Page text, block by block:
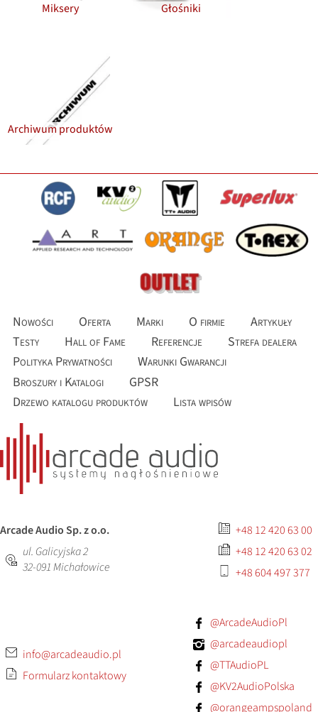
Miksery Głośniki
Archiwum produktów
Nowości Oferta Marki O firmie
Artykuły
Testy
Hall of Fame Referencje
Strefa dealera
Polityka Prywatności
Warunki Gwarancji
Broszury i Katalogi
GPSR
Drzewo katalogu produktów
Lista wpisów
Arcade Audio Sp. z o.o.
ul. Galicyjska 2
32-091Michałowice
+48 12 420 63 00
+48 12 420 63 02
+48 604 497 377
info@arcadeaudio.pl
Formularz kontaktowy
@ArcadeAudioPl
@arcadeaudiopl
@TTAudioPL
@KV2AudioPolska
@orangeampspoland